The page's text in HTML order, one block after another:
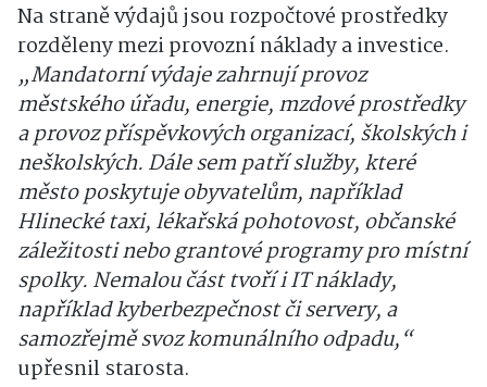
Na straně výdajů jsou rozpočtové prostředky
rozděleny mezi provozní náklady a investice.
„Mandatorní výdaje zahrnují provoz
městského úřadu, energie, mzdové prostředky
a provoz příspěvkových organizací, školských i
neškolských. Dále sem patří služby, které
město poskytuje obyvatelům, například
Hlinecké taxi, lékařská pohotovost, občanské
záležitosti nebo grantové programy pro místní
spolky. Nemalou část tvoří i IT náklady,
například kyberbezpečnost či servery, a
samozřejmě svoz komunálního odpadu,“
upřesnil starosta.